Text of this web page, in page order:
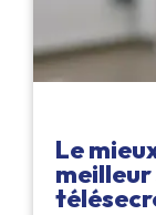
Le
meilleur